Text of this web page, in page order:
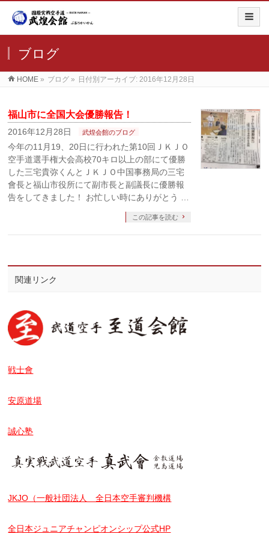
ブログ
HOME » ブログ » 日付別アーカイブ: 2016年12月28日
福山市に全国大会優勝報告！
2016年12月28日 武煌会館のブログ
今年の11月19、20日に行われた第10回ＪＫＪＯ
空手道選手権大会高校70キロ以上の部にて優勝
した三宅貴弥くんとＪＫＪＯ中国事務局の三宅
會長と福山市役所にて副市長と副議長に優勝報
告をしてきました！ お忙しい時にありがとう …
この記事を読む
関連リンク
戦士會
安原道場
誠心塾
JKJO（一般社団法人 全日本空手審判機構
全日本ジュニアチャンピオンシップ公式HP